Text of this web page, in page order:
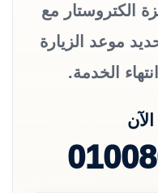
الكتروستار مع
موعد الزيارة
الخدمة.